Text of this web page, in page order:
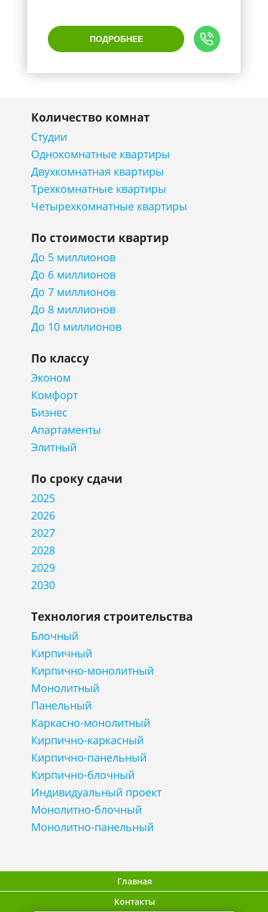
ПОДРОБНЕЕ
Количество комнат
Студии
Однокомнатные квартиры
Двухкомнатная квартиры
Трехкомнатные квартиры
Четырехкомнатные квартиры
По стоимости квартир
До 5 миллионов
До 6 миллионов
До 7 миллионов
До 8 миллионов
До 10 миллионов
По классу
Эконом
Комфорт
Бизнес
Апартаменты
Элитный
По сроку сдачи
2025
2026
2027
2028
2029
2030
Технология строительства
Блочный
Кирпичный
Кирпично-монолитный
Монолитный
Панельный
Каркасно-монолитный
Кирпично-каркасный
Кирпично-панельный
Кирпично-блочный
Индивидуальный проект
Монолитно-блочный
Монолитно-панельный
Главная
Контакты